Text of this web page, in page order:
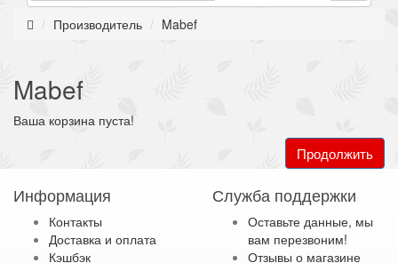
Производитель Mabef
Mabef
Ваша корзина пуста!
Продолжить
Информация
Контакты
Доставка и оплата
Кэшбэк
Служба поддержки
Оставьте данные, мы
вам перезвоним!
Отзывы о магазине